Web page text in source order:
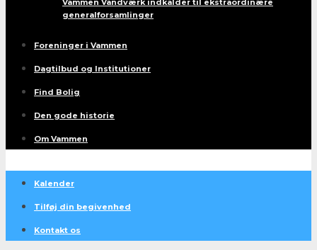
generalforsamlinger
Foreninger i Vammen
Dagtilbud og Institutioner
Find Bolig
Den gode historie
Om Vammen
Kalender
Tilføj din begivenhed
Kontakt os